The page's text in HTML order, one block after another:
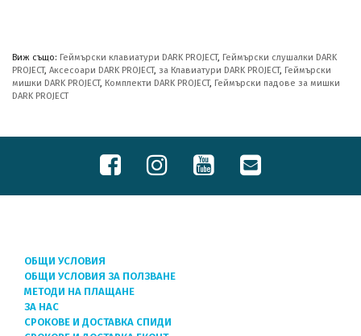
Виж също: Геймърски клавиатури DARK PROJECT, Геймърски слушалки DARK
PROJECT, Аксесоари DARK PROJECT, за Клавиатури DARK PROJECT, Геймърски
мишки DARK PROJECT, Комплекти DARK PROJECT, Геймърски падове за мишки
DARK PROJECT
ОБЩИ УСЛОВИЯ
ОБЩИ УСЛОВИЯ ЗА ПОЛЗВАНЕ
МЕТОДИ НА ПЛАЩАНЕ
ЗА НАС
СРОКОВЕ И ДОСТАВКА СПИДИ